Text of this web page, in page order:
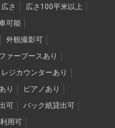
広さ
広さ100平米以上
可能
外観撮影可
ァーブースあり
レジカウンターあり
り
ピアノあり
可
バック紙貸出可
用可